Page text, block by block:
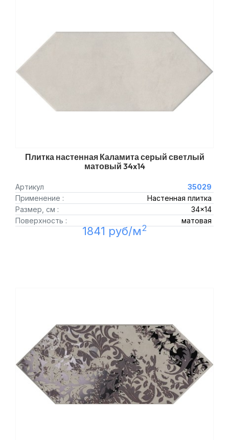
Плитка настенная Каламита серый светлый
матовый 34x14
Артикул
35029
Применение :
Настенная плитка
Размер, см :
34x14
Поверхность :
матовая
1841 руб/м2